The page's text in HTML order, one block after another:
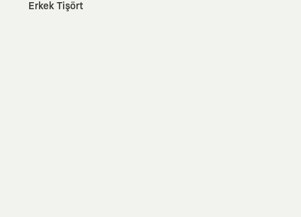
Erkek Tişört